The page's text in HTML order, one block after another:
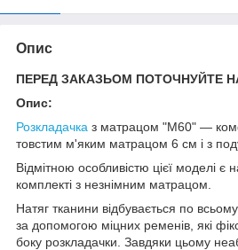
Опис
ПЕРЕД ЗАКАЗЬОМ ПОТОЧНУЙТЕ
Опис:
Розкладачка з матрацом "М60" —
товстим м'яким матрацом 6 см і з
Відмітною особливістю цієї моделі є
комплекті з незнімним матрацом.
Натяг тканини відбувається по
за допомогою міцних ременів, які
боку розкладачки. Завдяки цьому